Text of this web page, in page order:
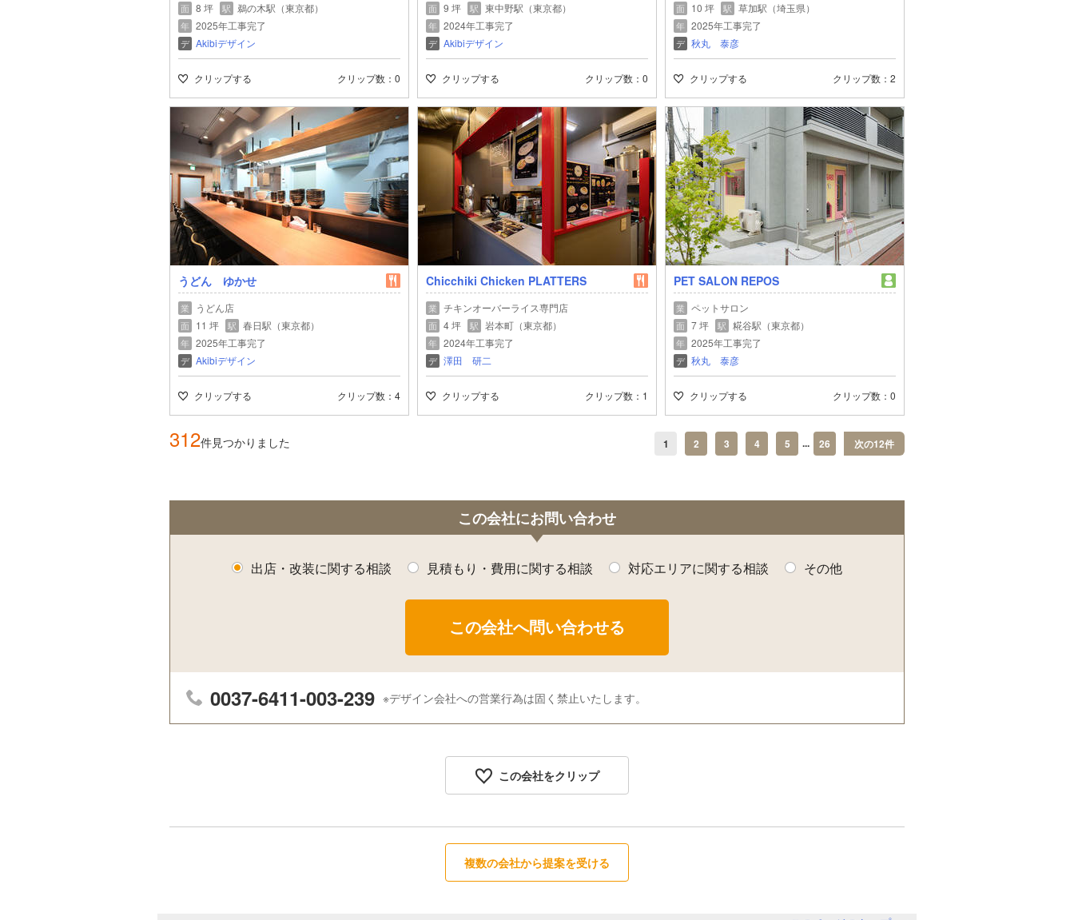
面 8 坪 駅 鵜の木駅（東京都）
年 2025年工事完了
デ Akibiデザイン
クリップする クリップ数 0
面 9 坪 駅 東中野駅（東京都）
年 2024年工事完了
デ Akibiデザイン
クリップする クリップ数 0
面 10 坪 駅 草加駅（埼玉県）
年 2025年工事完了
デ 秋丸 泰彦
クリップする クリップ数 2
うどん ゆかせ
業 うどん店
面 11 坪 駅 春日駅（東京都）
年 2025年工事完了
デ Akibiデザイン
クリップする クリップ数 4
Chicchiki Chicken PLATTERS
業 チキンオーバーライス専門店
面 4 坪 駅 岩本町（東京都）
年 2024年工事完了
デ 澤田 研二
クリップする クリップ数 1
PET SALON REPOS
業 ペットサロン
面 7 坪 駅 糀谷駅（東京都）
年 2025年工事完了
デ 秋丸 泰彦
クリップする クリップ数 0
312件見つかりました 1 2 3 4 5 ... 26 次の12件
この会社にお問い合わせ
出店・改装に関する相談 見積もり・費用に関する相談 対応エリアに関する相談 その他
0037-6411-003-239 デザイン会社への営業行為は固く禁止いたします。
この会社をクリップ
複数の会社から提案を受ける